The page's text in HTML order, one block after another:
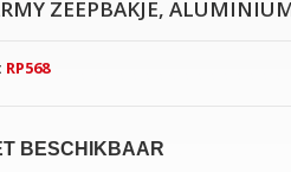
ZEEPBAKJE,
RP568
BESCHIKBAAR